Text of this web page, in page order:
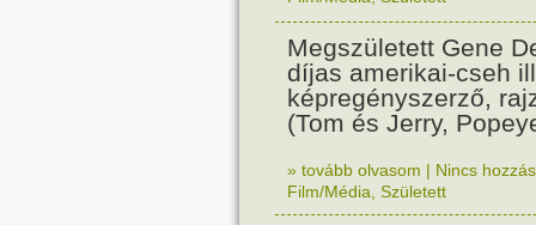
Megszületett Gene
díjas amerikai-cseh
képregényszerző,
(Tom és Jerry,
» tovább olvasom | Nincs
Film/Média Született